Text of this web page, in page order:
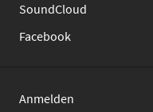
SoundCloud
Facebook
Anmelden